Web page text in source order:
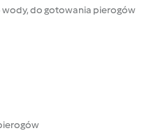
do gotowania pierogów